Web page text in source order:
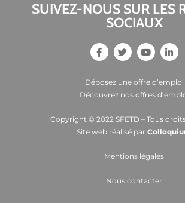
SUIVEZ-NOUS SUR LES
SOCIAUX
Déposez une offre d’emploi
Découvrez nos offres
Copyright © 2022 SFETD – Tous
Site web réalisé par
Mentions légales
Nous contacter